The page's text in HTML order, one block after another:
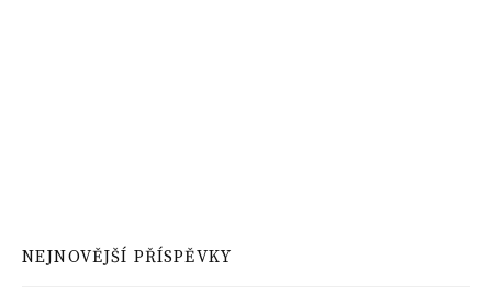
NEJNOVĚJŠÍ PŘÍSPĚVKY